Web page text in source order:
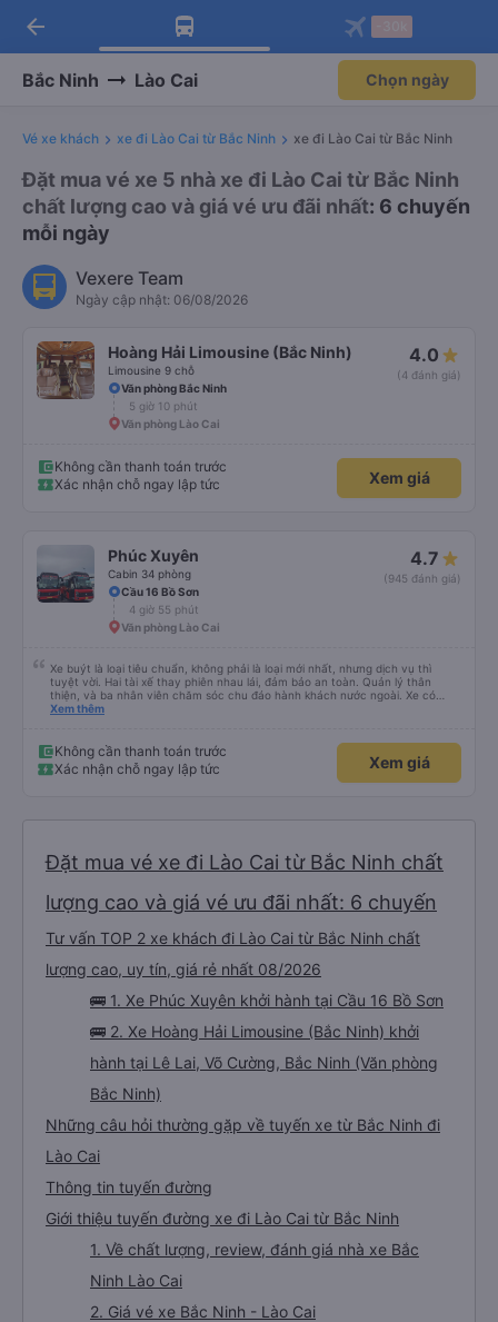
Tải app Vexere ngay!
Nhận ưu đãi thành viên độc
Mở app
Tải app Vexere
-30k/ghế khi đặt vé máy bay qua
Mở app
arrow_back
Bắc Ninh Lào Cai Chọn ngày
Vé xe khách xe đi Lào Cai từ Bắc Ninh xe đi Lào Cai từ Bắc Ninh
Đặt mua vé xe 5 nhà xe đi Lào Cai từ Bắc Ninh
chất lượng cao và giá vé ưu đãi nhất: 6 chuyến
mỗi ngày
Vexere Team
Ngày cập nhật: 06/08/2026
Hoàng Hải Limousine (Bắc Ninh)
Limousine 9 chỗ
4.0
(4 đánh giá)
Văn phòng Bắc Ninh
5 giờ 10 phút
Văn phòng Lào Cai
Không cần thanh toán trước
Xác nhận chỗ ngay lập tức
Xem giá
Phúc Xuyên
Cabin 34 phòng
4.7
(945 đánh giá)
Cầu 16 Bồ Sơn
4 giờ 55 phút
Văn phòng Lào Cai
Xe buýt là loại tiêu chuẩn, không phải là loại mới nhất, nhưng dịch vụ thì
tuyệt vời. Hai tài xế thay phiên nhau lái, đảm bảo an toàn. Quản lý thân
thiện, và ba nhân viên chăm sóc chu đáo hành khách nước ngoài. Xe có
máy lạnh và cổng sạc USB, và dừng thường xuyên ở các khu vực nghỉ ngơi.
khoảng 9 tiếng. Tôi hài lòng với giá vé 480.000 VND.
Xem thêm
Không cần thanh toán trước
Xác nhận chỗ ngay lập tức
Xem giá
Đặt mua vé xe đi Lào Cai từ Bắc Ninh chất
lượng cao và giá vé ưu đãi nhất: 6 chuyến
Tư vấn TOP 2 xe khách đi Lào Cai từ Bắc Ninh chất
lượng cao, uy tín, giá rẻ nhất 08/2026
🚌 1. Xe Phúc Xuyên khởi hành tại Cầu 16 Bồ Sơn
🚌 2. Xe Hoàng Hải Limousine (Bắc Ninh) khởi
hành tại Lê Lai, Võ Cường, Bắc Ninh (Văn phòng
Bắc Ninh)
Những câu hỏi thường gặp về tuyến xe từ Bắc Ninh đi
Lào Cai
Thông tin tuyến đường
Giới thiệu tuyến đường xe đi Lào Cai từ Bắc Ninh
1. Về chất lượng, review, đánh giá nhà xe Bắc
Ninh Lào Cai
2. Giá vé xe Bắc Ninh - Lào Cai